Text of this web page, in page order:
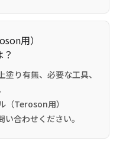
用）
り有無、必要な工具、
（Teroson用）
合わせください。